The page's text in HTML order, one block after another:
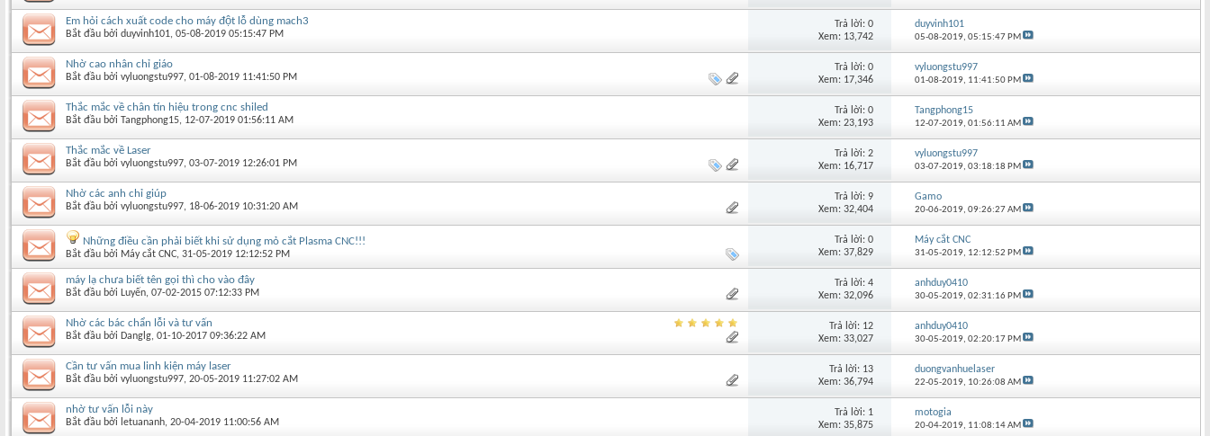
Em hỏi cách xuất code cho máy đột lỗ dùng mach3
Bắt đầu bởi duyvinh101‎, 05-08-2019 05:15:47 PM
Trả lời: 0
Xem: 13,742
duyvinh101
05-08-2019,05:15:47 PM
Nhờ cao nhân chỉ giáo
Bắt đầu bởi vyluongstu997‎, 01-08-2019 11:41:50 PM
Trả lời: 0
Xem: 17,346
vyluongstu997
01-08-2019, 11:41:50 PM
Thắc mắc về chân tín hiệu trong cnc shiled
Bắt đầu bởi Tangphong15‎, 12-07-2019 01:56:11 AM
Trả lời: 0
Xem: 23,193
Tangphong15
12-07-2019,01:56:11 AM
Thắc mắc về Laser
Bắt đầu bởi vyluongstu997‎, 03-07-2019 12:26:01 PM
Trả lời: 2
Xem: 16,717
vyluongstu997
03-07-2019,03:18:18 PM
Nhờ các anh chỉ giúp
Bắt đầu bởi vyluongstu997‎, 18-06-2019 10:31:20 AM
Trả lời: 9
Xem: 32,404
Gamo
20-06-2019,09:26:27 AM
Những điều cần phải biết khi sử dụng mỏ cắt Plasma CNC!!!
Bắt đầu bởi Máy cắt CNC‎, 31-05-2019 12:12:52 PM
Trả lời: 0
Xem: 37,829
Máy cắt CNC
31-05-2019, 12:12:52 PM
máy lạ chưa biết tên gọi thì cho vào đây
Bắt đầu bởi Luyến‎, 07-02-2015 07:12:33 PM
Trả lời: 4
Xem: 32,096
anhduy0410
30-05-2019,02:31:16 PM
Nhờ các bác chẩn lỗi và tư vấn
Bắt đầu bởi Danglg‎, 01-10-2017 09:36:22 AM
Trả lời: 12
Xem: 33,027
anhduy0410
30-05-2019,02:20:17 PM
Cần tư vấn mua linh kiện máy laser
Bắt đầu bởi vyluongstu997‎, 20-05-2019 11:27:02 AM
Trả lời: 13
Xem: 36,794
duongvanhuelaser
22-05-2019, 10:26:08 AM
nhờ tư vấn lỗi này
Bắt đầu bởi letuananh‎, 20-04-2019 11:00:56 AM
Trả lời: 1
Xem: 35,875
motogia
20-04-2019, 11:08:14 AM